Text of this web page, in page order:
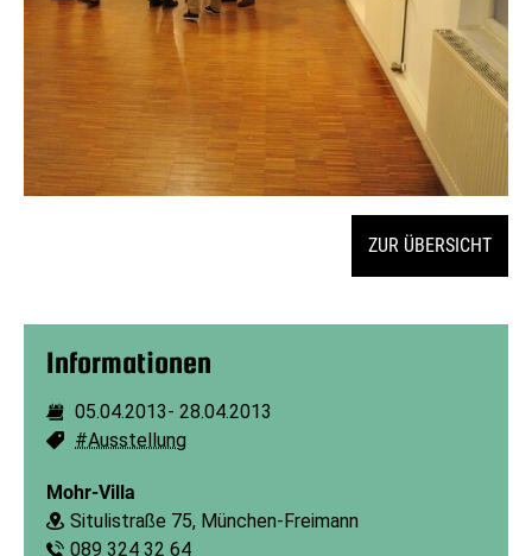
ZUR ÜBERSICHT
Informationen
Dauer:
05.04.2013-28.04.2013
Schlagworte:
#Ausstellung
Mohr-Villa
Ort:
Situlistraße 75, München-Freimann
089 324 32 64